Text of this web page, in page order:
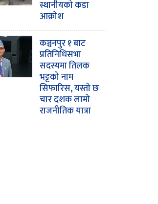
स्थानीयको कडा
आक्रोश
कञ्चनपुर १ बाट
प्रतिनिधिसभा
सदस्यमा तिलक
भट्टको नाम
सिफारिस, यस्तो छ
चार दशक लामो
राजनीतिक यात्रा